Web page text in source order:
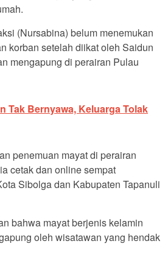
(Nursabina) belum menemukan
korban setelah diikat oleh Saidun
mengapung di perairan Pulau
Tak Bernyawa, Keluarga Tolak
penemuan mayat di perairan
cetak dan online sempat
Sibolga dan Kabupaten Tapanuli
bahwa mayat berjenis kelamin
oleh wisatawan yang hendak